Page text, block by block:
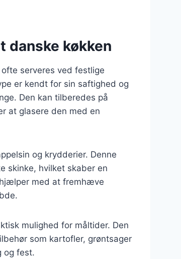
danske køkken
serveres ved festlige
er kendt for sin saftighed og
Den kan tilberedes på
at glasere den med en
og krydderier. Denne
skinke, hvilket skaber en
med at fremhæve
mulighed for måltider. Den
som kartofler, grøntsager
og fest.